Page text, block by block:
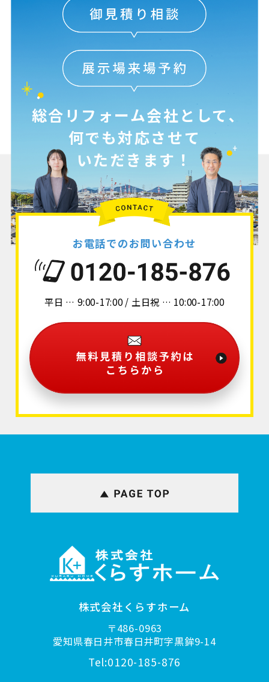
総合リフォーム会社として､
何でも対応させて
いただきます！
お電話でのお問い合わせ
平日 … 9:00-17:00 / 土日祝 … 10:00-17:00
株式会社くらすホーム
〒486-0963
愛知県春日井市春日井町字黒鉾9-14
Tel:0120-185-876